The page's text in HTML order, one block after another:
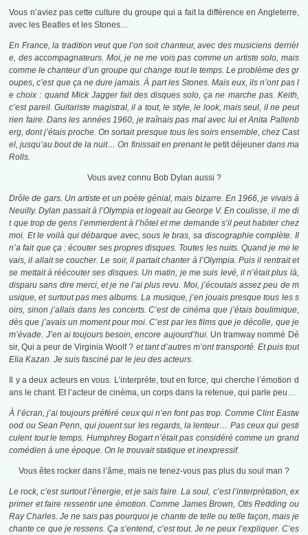
Vous n’aviez pas cette culture du groupe qui a fait la différence en Angleterre,
avec les Beatles et les Stones…
En France, la tradition veut que l’on soit chanteur, avec des musiciens derrièr
e, des accompagnateurs. Moi, je ne me vois pas comme un artiste solo, mais
comme le chanteur d’un groupe qui change tout le temps. Le problème des gr
oupes, c’est que ça ne dure jamais. À part les Stones. Mais eux, ils n’ont pas l
e choix : quand Mick Jagger fait des disques solo, ça ne marche pas. Keith,
c’est pareil. Guitariste magistral, il a tout, le style, le look, mais seul, il ne peut
rien faire. Dans les années 1960, je traînais pas mal avec lui et Anita Pallenb
erg, dont j’étais proche. On sortait presque tous les soirs ensemble, chez Cast
el, jusqu’au bout de la nuit… On finissait en prenant le petit déjeunerdans ma
Rolls.
Vous avez connu Bob Dylan aussi ?
Drôle de gars. Un artiste et un poète génial, mais bizarre. En 1966, je vivais à
Neuilly. Dylan passait à l’Olympia et logeait au George V. En coulisse, il me di
t que trop de gens l’emmerdent à l’hôtel et me demande s’il peut habiter chez
moi. Et le voilà qui débarque avec, sous le bras, sa discographie complète. Il
n’a fait que ça : écouter ses propres disques. Toutes les nuits. Quand je me le
vais, il allait se coucher. Le soir, il partait chanter à l’Olympia. Puis il rentrait et
se mettait à réécouter ses disques. Un matin, je me suis levé, il n’était plus là,
disparu sans dire merci, et je ne l’ai plus revu. Moi, j’écoutais assez peu de m
usique, et surtout pas mes albums. La musique, j’en jouais presque tous les s
oirs, sinon j’allais dans les concerts. C’est de cinéma que j’étais boulimique,
dès que j’avais un moment pour moi. C’est par les films que je décolle, que je
m’évade. J’en ai toujours besoin, encore aujourd’hui. Un tramway nommé Dé
sir, Qui a peur de Virginia Woolf ? et tant d’autres m’ont transporté. Et puis tout
Elia Kazan. Je suis fasciné par le jeu des acteurs.
Il y a deux acteurs en vous. L’interprète, tout en force, qui cherche l’émotion d
ans le chant. Et l’acteur de cinéma, un corps dans la retenue, qui parle peu…
À l’écran, j’ai toujours préféré ceux qui n’en font pas trop. Comme Clint Eastw
ood ou Sean Penn, qui jouent sur les regards, la lenteur… Pas ceux qui gesti
culent tout le temps. Humphrey Bogart n’était pas considéré comme un grand
comédien à une époque. On le trouvait statique et inexpressif.
Vous êtes rocker dans l’âme, mais ne tenez-vous pas plus du soul man ?
Le rock, c’est surtout l’énergie, et je sais faire. La soul, c’est l’interprétation, ex
primer et faire ressentir une émotion. Comme James Brown, Otis Redding ou
Ray Charles. Je ne sais pas pourquoi je chante de telle ou telle façon, mais je
chante ce que je ressens. Ça s’entend, c’est tout. Je ne peux l’expliquer. C’es